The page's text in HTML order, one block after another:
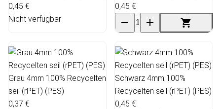
0,45 €
Nicht verfügbar
0,45 €
Grau 4mm 100% Recycelten
seil (rPET) (PES)
0,37 €
Schwarz 4mm 100%
Recycelten seil (rPET) (PES)
0,45 €